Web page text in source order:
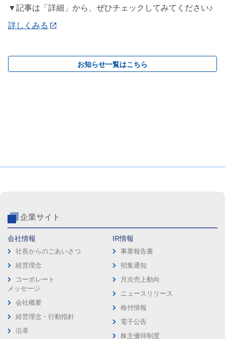
▼記事は「詳細」から、ぜひチェックしてみてください♪
詳しくみる
お知らせ一覧はこちら
企業サイト
会社情報
社長からのごあいさつ
経営理念
コーポレート
メッセージ
会社概要
経営理念・行動指針
沿革
IR情報
事業報告書
招集通知
月次売上動向
ニュースリリース
格付情報
電子公告
株主優待制度